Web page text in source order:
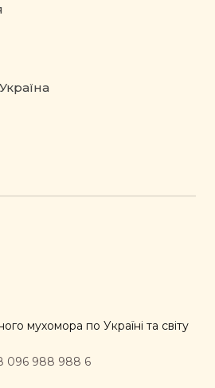
мухомора по Україні та світу
096 988 988 6